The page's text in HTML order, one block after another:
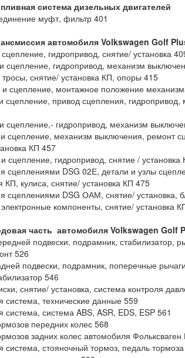
система дизельных двигателей
муфт, фильтр 401
автомобиля Volkswagen Golf
гидропривод, снятие/ установка
гидропривод, механизм
снятие/ установка КП, опоры 415
сцепление, монтажное положение
привод сцепления, гидропривод,
гидропривод, механизм
сцепление, механизм выключения, ремонт
КП 457
сцепление, гидропривод, снятие / установка
сцеплениями DSG 02Е, детали и узлы
КП, кулиса, снятие/ установка КП 475
сцеплениями DSG ОАМ, снятие/ установка,
компоненты, снятие/ установка
часть автомобиля Volkswagen Golf
подвески, подрамник, стабилизатор,
526
подвески, подрамник, поперечные
546
снятие/ установка, система контроля
система, технические данные 559
система, система ABS, ASR, EDS, ESP 561
передних колес 568
задних колес автомобиля
система, стояночный тормоз, педаль